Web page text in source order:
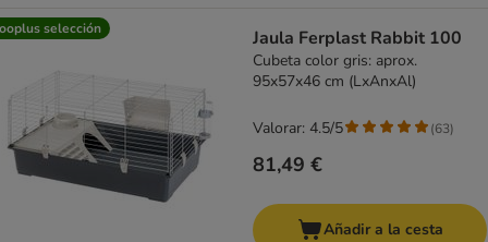
selección Jaula Ferplast Rabbit 100
Cubeta color gris: aprox.
95x57x46 cm (LxAnxAl)
81,49 €
Valorar: 4.5/5 (63)
Añadir a la cesta